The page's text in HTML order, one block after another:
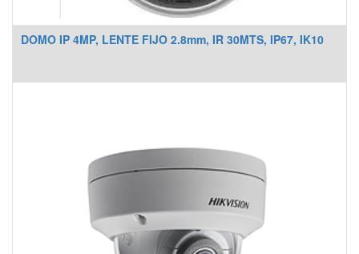
DOMO IP 4MP, LENTE FIJO 2.8mm, IR 30MTS, IP67, IK10